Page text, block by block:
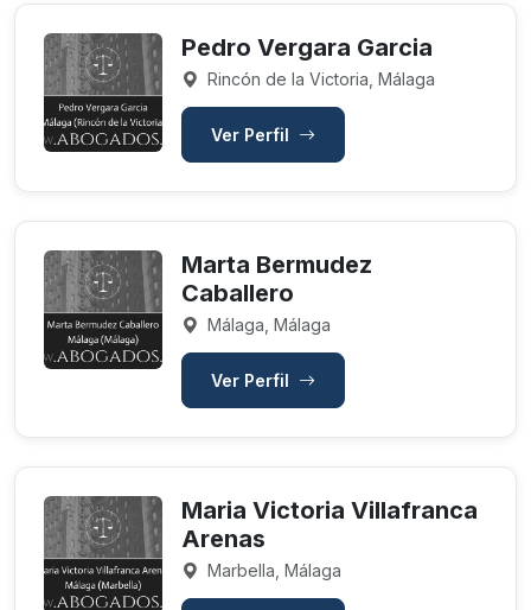
Pedro Vergara Garcia
Rincón de la Victoria, Málaga
Ver Perfil
Marta Bermudez
Caballero
Málaga, Málaga
Ver Perfil
Maria Victoria Villafranca
Arenas
Marbella, Málaga